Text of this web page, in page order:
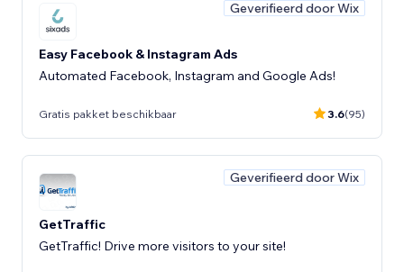
Geverifieerd door Wix
Easy Facebook & Instagram Ads
Automated Facebook, Instagram and Google Ads!
Gratis pakket beschikbaar 3.6(95)
Geverifieerd door Wix
GetTraffic
GetTraffic! Drive more visitors to your site!